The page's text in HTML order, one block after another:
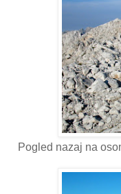
Pogled nazaj na